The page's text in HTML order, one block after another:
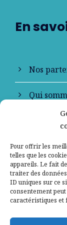
Pour offrir les
telles que les
appareils. Le fait
traiter des
ID uniques sur ce
consentement
caractéristiques et
En
Nos
Qui
Mentions
Politique